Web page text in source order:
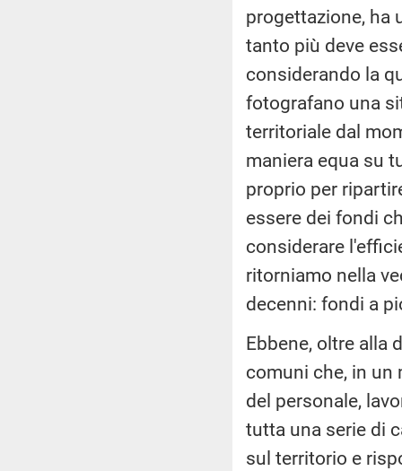
progettazione, ha
tanto più deve
considerando la
fotografano una
territoriale dal
maniera equa su
proprio per
essere dei fondi
considerare
ritorniamo nella
decenni: fondi a
Ebbene, oltre alla
comuni che, in un
del personale,
tutta una serie di
sul territorio e